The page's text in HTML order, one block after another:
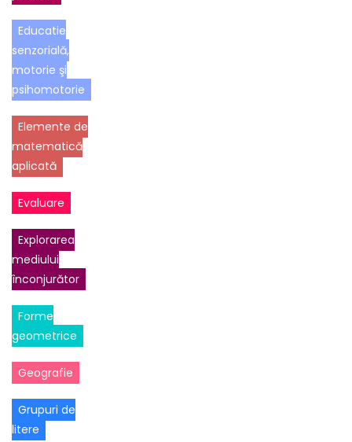
Educatie
senzorială,
motorie şi
psihomotorie
Elemente de
matematică
aplicată
Evaluare
Explorarea
mediului
înconjurător
Forme
geometrice
Geografie
Grupuri de
litere